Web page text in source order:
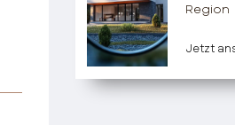
Region
Jetzt